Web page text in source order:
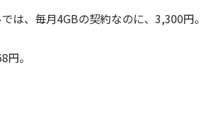
は、毎月4GBの契約なのに、3,300円。
。